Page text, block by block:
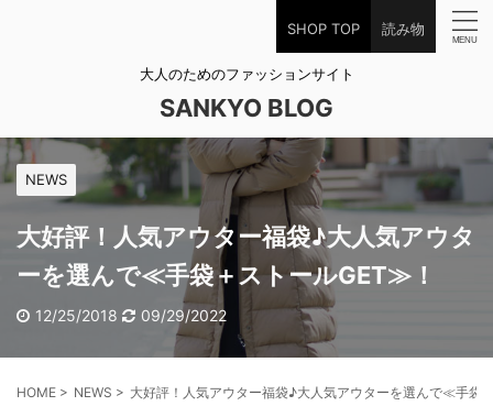
SHOP TOP 読み物
大人のためのファッションサイト
SANKYO BLOG
NEWS
大好評！人気アウター福袋♪大人気アウタ
ーを選んで≪手袋＋ストールGET≫！
12/25/2018 09/29/2022
HOME > NEWS > 大好評！人気アウター福袋♪大人気アウターを選んで≪手袋